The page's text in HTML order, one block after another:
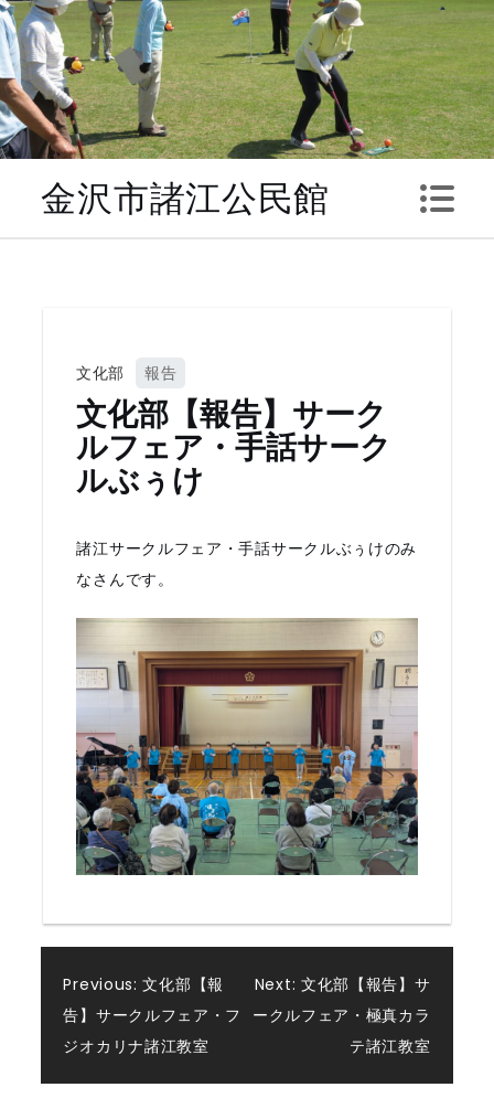
Skip
to
content
金沢市諸江公民館
文化部 報告
文化部【報告】サーク
ルフェア・手話サーク
ルぶぅけ
諸江サークルフェア・手話サークルぶぅけのみ
なさんです。
投
稿
Previous: 文化部【報
告】サークルフェア・フ
ジオカリナ諸江教室
Next: 文化部【報告】サ
ークルフェア・極真カラ
テ諸江教室